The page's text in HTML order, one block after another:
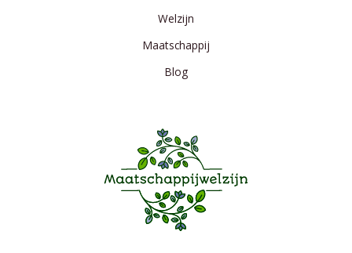
Welzijn
Maatschappij
Blog